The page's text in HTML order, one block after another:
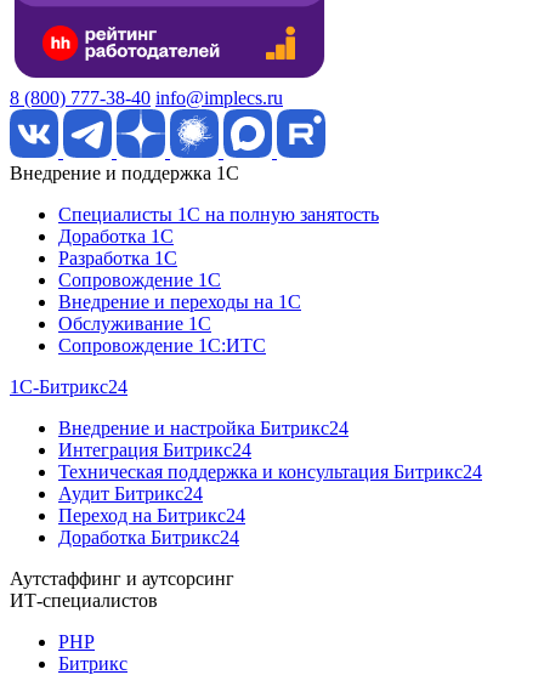
8 (800) 777-38-40 info@implecs.ru
Внедрение и поддержка 1C
Специалисты 1C на полную занятость
Доработка 1C
Разработка 1C
Сопровождение 1C
Внедрение и переходы на 1C
Обслуживание 1C
Сопровождение 1C:ИТС
1С-Битрикс24
Внедрение и настройка Битрикс24
Интеграция Битрикс24
Техническая поддержка и консультация Битрикс24
Аудит Битрикс24
Переход на Битрикс24
Доработка Битрикс24
Аутстаффинг и аутсорсинг
ИТ-специалистов
PHP
Битрикс